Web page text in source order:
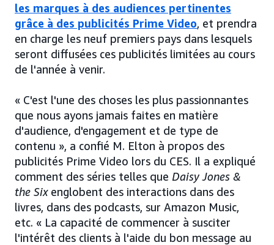
les marques à des audiences pertinentes
grâce à des publicités Prime Video, et prendra
en charge les neuf premiers pays dans lesquels
seront diffusées ces publicités limitées au cours
de l'année à venir.
« C'est l'une des choses les plus passionnantes
que nous ayons jamais faites en matière
d'audience, d'engagement et de type de
contenu », a confié M. Elton à propos des
publicités Prime Video lors du CES. Il a expliqué
comment des séries telles que Daisy Jones &
the Sixenglobent des interactions dans des
livres, dans des podcasts, sur Amazon Music,
etc. « La capacité de commencer à susciter
l'intérêt des clients à l'aide du bon message au